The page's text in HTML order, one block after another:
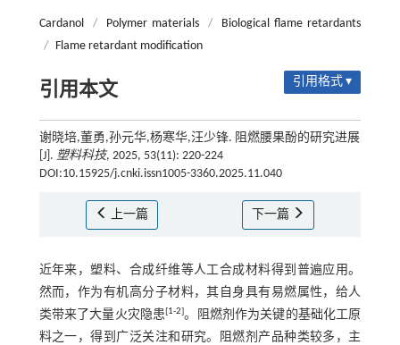
Cardanol / Polymer materials /
Biological flame retardants
/
Flame retardant modification
引用本文 引用格式 ▾
谢晓培,董勇,孙元华,杨寒华,汪少锋. 阻燃腰果酚的研究进展
[J]. 塑料科技, 2025, 53(11): 220-224
DOI:10.15925/j.cnki.issn1005-3360.2025.11.040
上一篇 下一篇
近年来，塑料、合成纤维等人工合成材料得到普遍应用。
然而，作为有机高分子材料，其自身具有易燃属性，给人
类带来了大量火灾隐患[1-2]。阻燃剂作为关键的基础化工原
料之一，得到广泛关注和研究。阻燃剂产品种类较多，主